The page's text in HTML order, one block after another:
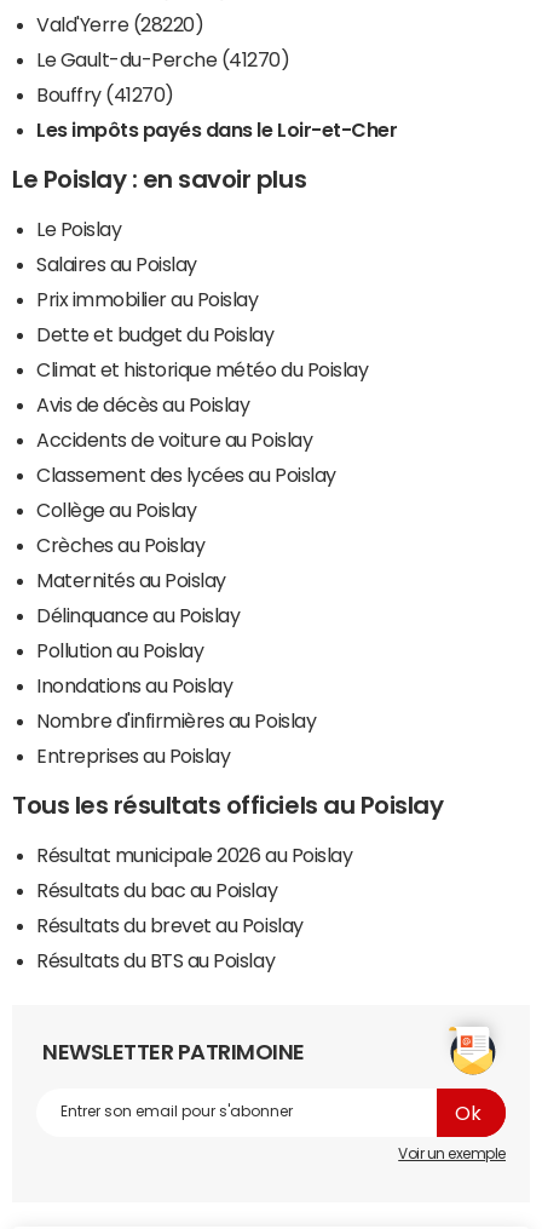
Vald'Yerre (28220)
Le Gault-du-Perche (41270)
Bouffry (41270)
Les impôts payés dans le Loir-et-Cher
Le Poislay : en savoir plus
Le Poislay
Salaires au Poislay
Prix immobilier au Poislay
Dette et budget du Poislay
Climat et historique météo du Poislay
Avis de décès au Poislay
Accidents de voiture au Poislay
Classement des lycées au Poislay
Collège au Poislay
Crèches au Poislay
Maternités au Poislay
Délinquance au Poislay
Pollution au Poislay
Inondations au Poislay
Nombre d'infirmières au Poislay
Entreprises au Poislay
Tous les résultats officiels au Poislay
Résultat municipale 2026 au Poislay
Résultats du bac au Poislay
Résultats du brevet au Poislay
Résultats du BTS au Poislay
NEWSLETTER PATRIMOINE
Voir un exemple